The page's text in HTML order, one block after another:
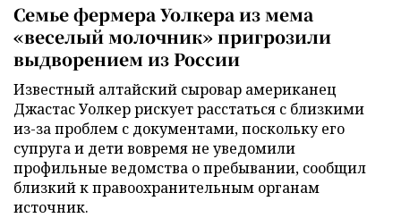
Семье фермера Уолкера из мема
«веселый молочник» пригрозили
выдворением из России
Известный алтайский сыровар американец
Джастас Уолкер рискует расстаться с близкими
из-за проблем с документами, поскольку его
супруга и дети вовремя не уведомили
профильные ведомства о пребывании, сообщил
близкий к правоохранительным органам
источник.